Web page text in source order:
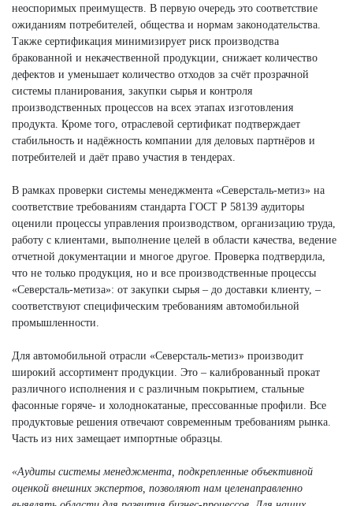
неоспоримых преимуществ. В первую очередь это соответствие
ожиданиям потребителей, общества и нормам законодательства.
Также сертификация минимизирует риск производства
бракованной и некачественной продукции, снижает количество
дефектов и уменьшает количество отходов за счёт прозрачной
системы планирования, закупки сырья и контроля
производственных процессов на всех этапах изготовления
продукта. Кроме того, отраслевой сертификат подтверждает
стабильность и надёжность компании для деловых партнёров и
потребителей и даёт право участия в тендерах.
В рамках проверки системы менеджмента «Северсталь-метиз» на
соответствие требованиям стандарта ГОСТ Р 58139 аудиторы
оценили процессы управления производством, организацию труда,
работу с клиентами, выполнение целей в области качества, ведение
отчетной документации и многое другое. Проверка подтвердила,
что не только продукция, но и все производственные процессы
«Северсталь-метиза»: от закупки сырья – до доставки клиенту, –
соответствуют специфическим требованиям автомобильной
промышленности.
Для автомобильной отрасли «Северсталь-метиз» производит
широкий ассортимент продукции. Это – калиброванный прокат
различного исполнения и с различным покрытием, стальные
фасонные горяче- и холоднокатаные, прессованные профили. Все
продуктовые решения отвечают современным требованиям рынка.
Часть из них замещает импортные образцы.
«Аудиты системы менеджмента, подкрепленные объективной
оценкой внешних экспертов, позволяют нам целенаправленно